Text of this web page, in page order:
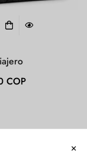
COP